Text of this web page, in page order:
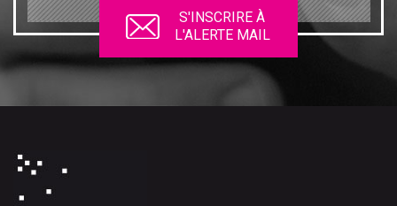
S'INSCRIRE À
L'ALERTE MAIL